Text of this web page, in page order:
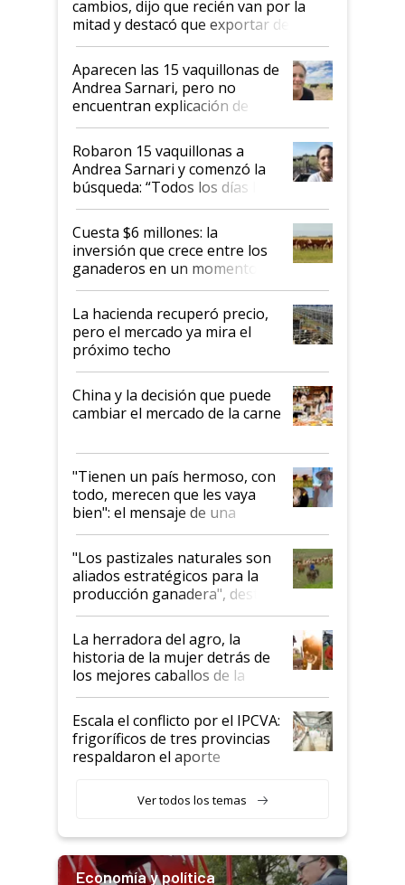
cambios, dijo que recién van por la
mitad y destacó que exportar dejó de
ser "para unos pocos": "Tenemos un
mandato muy claro del gobierno
nacional"
Aparecen las 15 vaquillonas de
Andrea Sarnari, pero no
encuentran explicación de
cómo llegaron allí
Robaron 15 vaquillonas a
Andrea Sarnari y comenzó la
búsqueda: “Todos los días le
toca a algún productor”
Cuesta $6 millones: la
inversión que crece entre los
ganaderos en un momento
histórico para la actividad
La hacienda recuperó precio,
pero el mercado ya mira el
próximo techo
China y la decisión que puede
cambiar el mercado de la carne
"Tienen un país hermoso, con
todo, merecen que les vaya
bien": el mensaje de una
ganadera uruguaya sobre las
oportunidades que se abren
para el agro en Argentina, con
foco en la carne
"Los pastizales naturales son
aliados estratégicos para la
producción ganadera", destaca
la iniciativa que ya reúne a 46
establecimientos en Argentina
La herradora del agro, la
historia de la mujer detrás de
los mejores caballos de la
Argentina y los mitos que
todavía hacen sufrir a estos
animales: "Mientras me
descalificaban, yo seguí
haciendo currículum"
Escala el conflicto por el IPCVA:
frigoríficos de tres provincias
respaldaron el aporte
Ver todos los temas
Economía y política